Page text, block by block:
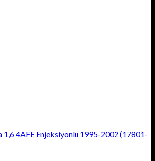
1,6 4AFE Enjeksiyonlu 1995-2002 (17801-